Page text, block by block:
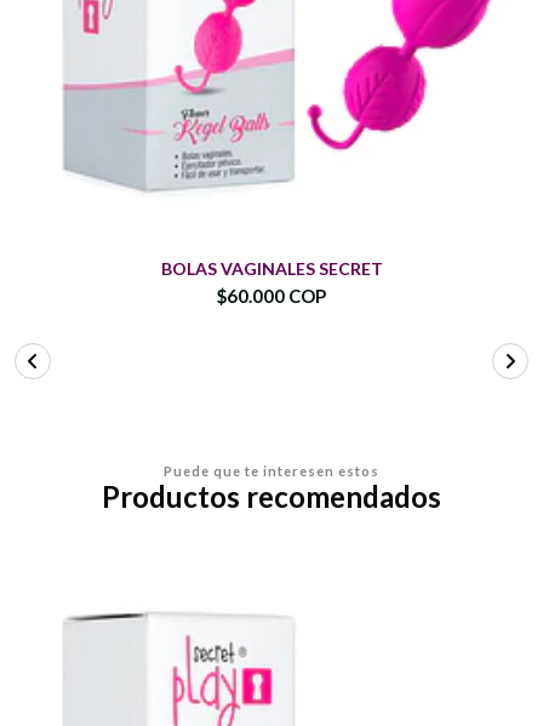
BOLAS VAGINALES SECRET
$60.000 COP
Puede que te interesen estos
Productos recomendados